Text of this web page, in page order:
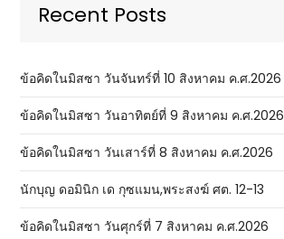
Recent Posts
ข้อคิดในมิสซา วันจันทร์ที่ 10 สิงหาคม ค.ศ.2026
ข้อคิดในมิสซา วันอาทิตย์ที่ 9 สิงหาคม ค.ศ.2026
ข้อคิดในมิสซา วันเสาร์ที่ 8 สิงหาคม ค.ศ.2026
นักบุญ ดอมินิก เด กุซแมน,พระสงฆ์ ศต. 12-13
ข้อคิดในมิสซา วันศุกร์ที่ 7 สิงหาคม ค.ศ.2026